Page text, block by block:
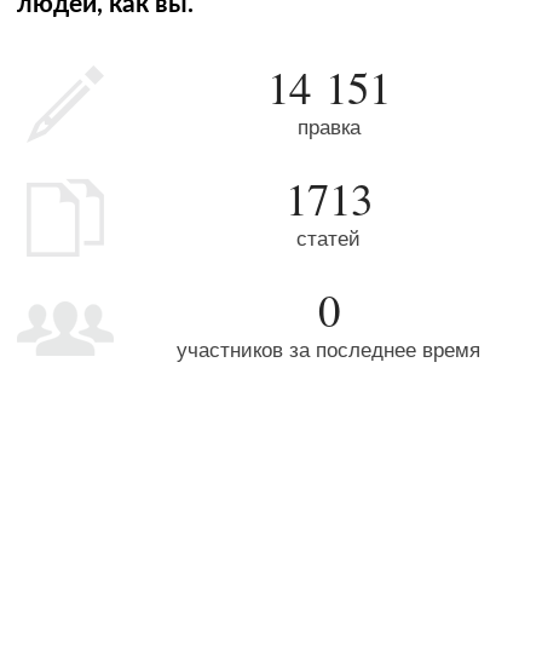
14 151
правка
1713
статей
0
участников за последнее время